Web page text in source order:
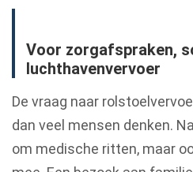
Voor zorgafspraken,
luchthavenvervoer
De vraag naar
dan veel mensen denken.
om medische ritten, maar